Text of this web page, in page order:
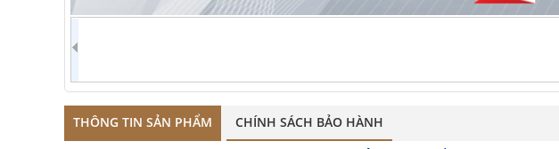
THÔNG TIN SẢN PHẨM CHÍNH SÁCH BẢO HÀNH